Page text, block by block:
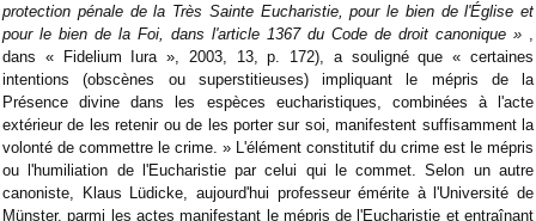
protection pénale de la Très Sainte Eucharistie, pour le bien de l'Église et
pour le bien de la Foi, dans l'article 1367 du Code de droit canonique »
dans « Fidelium Iura », 2003, 13, p. 172), a souligné que « certaines
intentions (obscènes ou superstitieuses) impliquant le mépris de la
Présence divine dans les espèces eucharistiques, combinées à l'acte
extérieur de les retenir ou de les porter sur soi, manifestent suffisamment la
volonté de commettre le crime. » L'élément constitutif du crime est le mépris
ou l'humiliation de l'Eucharistie par celui qui le commet. Selon un autre
canoniste, Klaus Lüdicke, aujourd'hui professeur émérite à l'Université de
Münster, parmi les actes manifestant le mépris de l'Eucharistie et entraînant